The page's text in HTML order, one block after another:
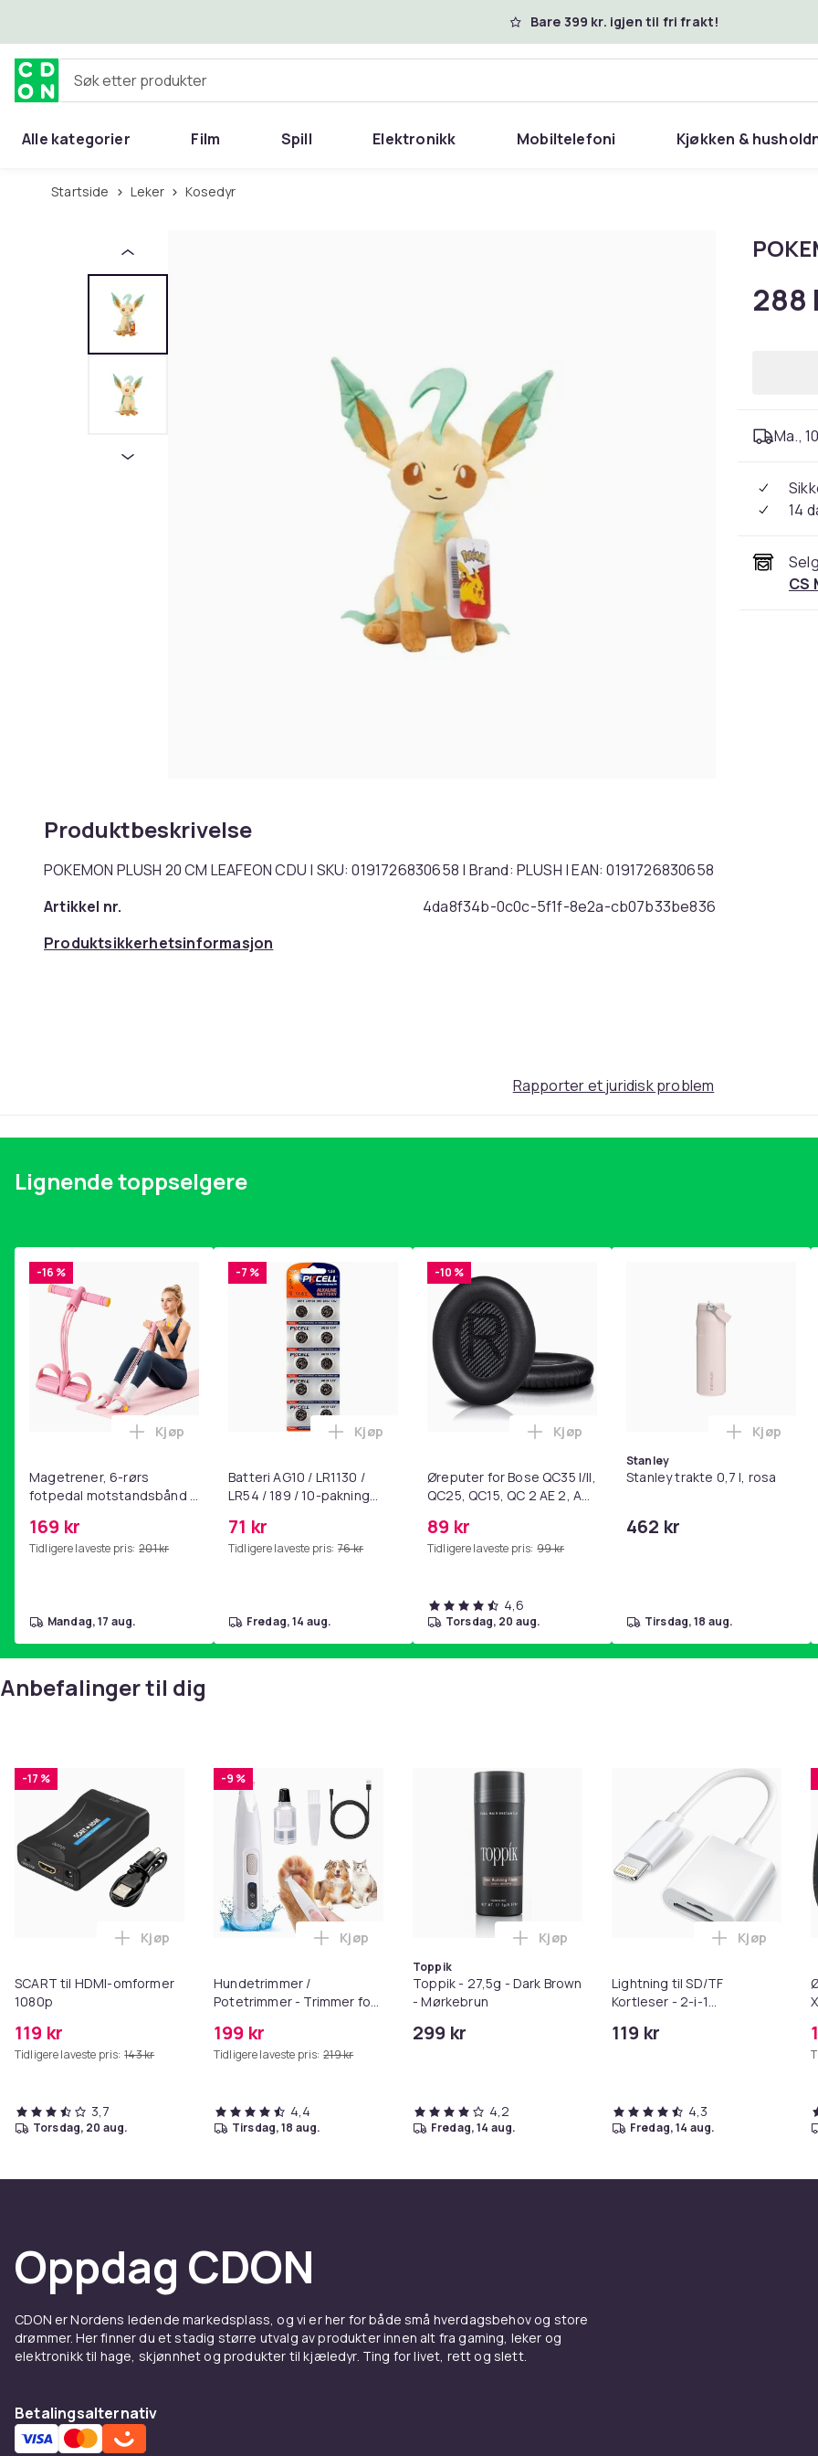
Bare 399 kr. igjen til fri frakt!
Søk etter produkter
Alle kategorier Film Spill Elektronikk Mobiltelefoni Kjøkken &
Startside Leker Kosedyr
Produktbeskrivelse
POKEMON PLUSH 20 CM LEAFEON CDU | SKU: 0191726830658 | Brand: PLUSH | EAN: 0191726830658
Artikkel nr.
4da8f34b-0c0c-5f1f-8e2a-cb07b33be836
Produktsikkerhetsinformasjon
288
Ma.,
14
CS
Rapporter et juridisk problem
Lignende toppselgere
-16 %
Magetrener, 6-rørs
fotpedal motstandsbånd -
yoga og
hjemmegymnastikk Pink
169 kr
Tidligere laveste pris: 201 kr
Legg Magetrener, 6-rørs fotpedal motstandsbånd - mage- og kjernetrening, yoga og
Kjøp
mandag, 17 aug.
-7 %
Batteri AG10 / LR1130 /
LR54 / 189 / 10-pakning
71 kr
Tidligere laveste pris: 76 kr
Legg Batteri AG10 / LR1130 / LR54 / 189 / 10-pakning PKcell i
Kjøp
fredag, 14 aug.
-10 %
Øreputer for Bose QC35 I/II,
QC25, QC15, QC 2 AE 2, AE
SoundLink Black
89 kr
Tidligere laveste pris: 99 kr
Legg Øreputer for Bose QC35 I/II, QC25,
Kjøp
4,6
torsdag, 20 aug.
Stanley
Stanley trakte 0,7 l, rosa
462 kr
Legg
Kjøp
tirsdag, 18 aug.
Anbefalinger til dig
-17 %
SCART til HDMI-omformer
1080p
119 kr
Tidligere laveste pris: 143 kr
Legg SCART til HDMI-omformer 1080p i handlekurven
Kjøp
3,7
torsdag, 20 aug.
-9 %
Hundetrimmer /
Potetrimmer - Trimmer for
199 kr
Tidligere laveste pris: 219 kr
Legg Hundetrimmer / Potetrimmer - Trimmer for Poter i handlekurven
Kjøp
4,4
tirsdag, 18 aug.
Toppik
Toppik - 27,5g - Dark Brown
- Mørkebrun
299 kr
Legg Toppik - 27,5g - Dark Brown -
Kjøp
4,2
fredag, 14 aug.
Lightning til SD/TF
Kortleser - 2-i-1
iPhone/iPad
119 kr
Legg
Kjøp
4,3
fredag, 14 aug.
Oppdag CDON
CDON er Nordens ledende markedsplass, og vi er her for både små hverdagsbehov og store
drømmer. Her finner du et stadig større utvalg av produkter innen alt fra gaming, leker og
elektronikk til hage, skjønnhet og produkter til kjæledyr. Ting for livet, rett og slett.
Betalingsalternativ